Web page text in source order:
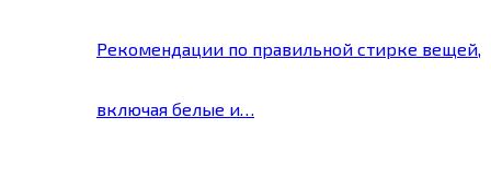
Рекомендации по правильной стирке вещей,
включая белые и…